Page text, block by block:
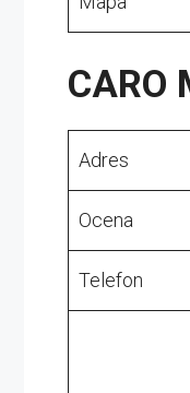
CARO
Adres
Ocena
Telefon